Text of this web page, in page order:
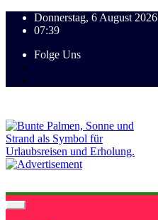
Donnerstag, 6 August 2026
07:39
Folge Uns